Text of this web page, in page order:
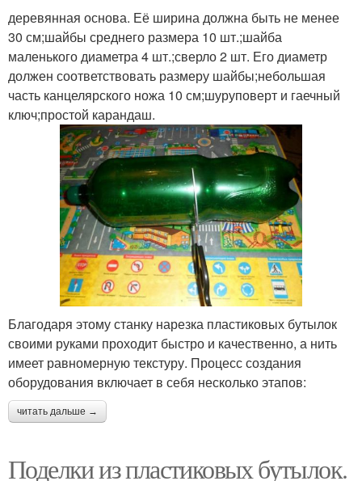
деревянная основа. Её ширина должна быть не менее
30 см;шайбы среднего размера 10 шт.;шайба
маленького диаметра 4 шт.;сверло 2 шт. Его диаметр
должен соответствовать размеру шайбы;небольшая
часть канцелярского ножа 10 см;шуруповерт и гаечный
ключ;простой карандаш.
Благодаря этому станку нарезка пластиковых бутылок
своими руками проходит быстро и качественно, а нить
имеет равномерную текстуру. Процесс создания
оборудования включает в себя несколько этапов:
читать дальше →
Поделки из пластиковых бутылок.